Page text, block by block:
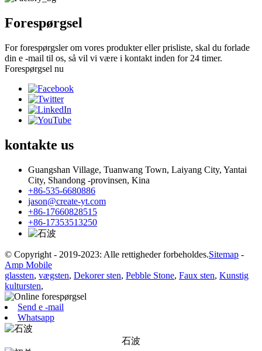
Forespørgsel
For forespørgsler om vores produkter eller prisliste, skal du forlade
din e -mail til os, så vil vi være i kontakt inden for 24 timer.
Forespørgsel nu
kontakte us
Guangshan Village, Tuanwang Town, Laiyang City, Yantai
City, Shandong -provinsen, Kina
+86-535-6680886
jason@create-yt.com
+86-17660828515
+86-17353513250
© Copyright - 2019-2023: Alle rettigheder forbeholdes.Sitemap -
Amp Mobile
glassten, vægsten, Dekorer sten, Pebble Stone, Faux sten, Kunstig
kultursten,
Send e -mail
Whatsapp
石波